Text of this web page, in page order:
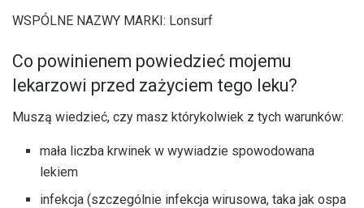
WSPÓLNE NAZWY MARKI: Lonsurf
Co powinienem powiedzieć mojemu
lekarzowi przed zażyciem tego leku?
Muszą wiedzieć, czy masz którykolwiek z tych warunków:
mała liczba krwinek w wywiadzie spowodowana
lekiem
infekcja (szczególnie infekcja wirusowa, taka jak ospa